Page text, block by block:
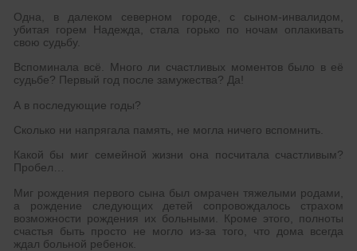
Одна, в далеком северном городе, с сыном-инвалидом,
убитая горем Надежда, стала горько по ночам оплакивать
свою судьбу.
Вспоминала всё. Много ли счастливых моментов было в её
судьбе? Первый год после замужества? Да!
А в последующие годы?
Сколько ни напрягала память, не могла ничего вспомнить.
Какой бы миг семейной жизни она посчитала счастливым?
Пробел…
Миг рождения первого сына был омрачен тяжелыми родами,
а рождение следующих детей сопровождалось страхом
возможности рождения их больными. Кроме этого, полноты
счастья быть просто не могло из-за того, что дома всегда
ждал больной ребенок.